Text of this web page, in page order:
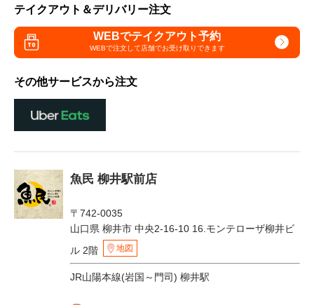
テイクアウト＆デリバリー注文
WEBでテイクアウト予約
WEBで注文して店舗でお受け取りできます
その他サービスから注文
魚民 柳井駅前店
〒742-0035
山口県 柳井市 中央2-16-10 16.モンテローザ柳井ビ
ル 2階
地図
JR山陽本線(岩国～門司) 柳井駅